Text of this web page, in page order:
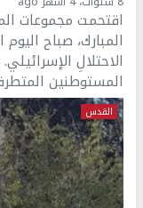
اقتحمت مجموعات
المبارك، صباح
الاحتلالِ
المستوطنين
القدس